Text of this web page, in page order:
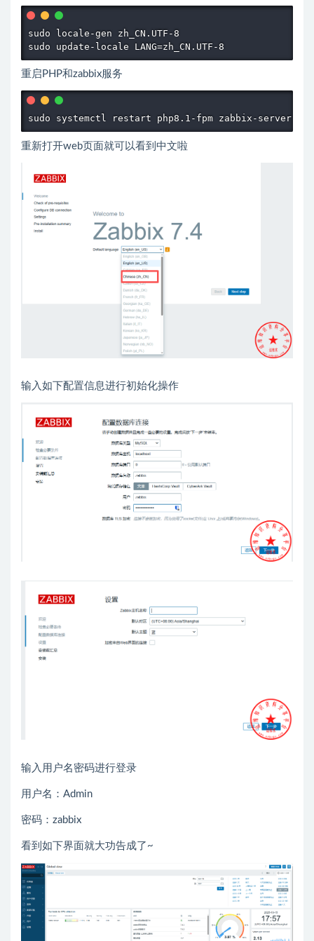
sudo locale-gen zh_CN.UTF-8
重启PHP和zabbix服务
sudo systemctl restart php8.1-fpm zabbix-server
重新打开web页面就可以看到中文啦
输入如下配置信息进行初始化操作
输入用户名密码进行登录
用户名：Admin
密码：zabbix
看到如下界面就大功告成了~